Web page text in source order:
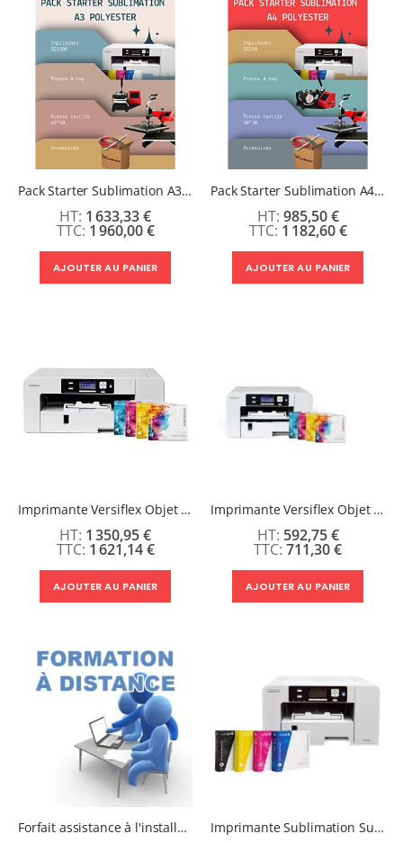
Pack Starter Sublimation A3 Polyester – Imprimante SG1000 + Presse à Mugs + Presse Textile 40x50 + Accessoires
1 960,00 €
1 633,33 €
AJOUTER AU PANIER
Pack Starter Sublimation A4 Polyester – Imprimante Sawgrass SG500 + Presse à Mugs + Presse Textile + Accessoires
1 182,60 €
985,50 €
AJOUTER AU PANIER
Imprimante Versiflex Objet et Textile : Kit Versiflex SG1000
1 621,14 €
1 350,95 €
AJOUTER AU PANIER
Imprimante Versiflex Objet et Textile : Kit Versiflex SG500
711,30 €
592,75 €
AJOUTER AU PANIER
Forfait assistance à l'installation à distance Imprimante Sublimation Sublijet A4 Objet et Textile Polyester: Kit Virtuoso SG500 dernière génération
49,00 €
40,83 €